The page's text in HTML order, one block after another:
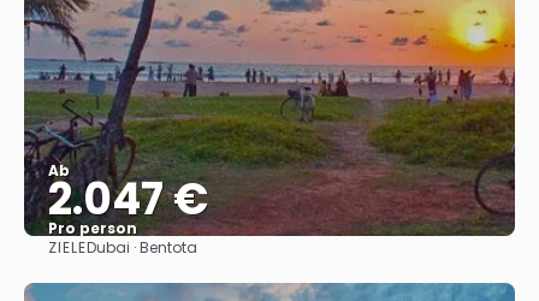
Ab
2.047 €
Pro person
ZIELEDubai · Bentota